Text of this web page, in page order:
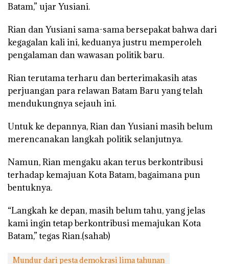
Batam,” ujar Yusiani.
Rian dan Yusiani sama-sama bersepakat bahwa dari
kegagalan kali ini, keduanya justru memperoleh
pengalaman dan wawasan politik baru.
Rian terutama terharu dan berterimakasih atas
perjuangan para relawan Batam Baru yang telah
mendukungnya sejauh ini.
Untuk ke depannya, Rian dan Yusiani masih belum
merencanakan langkah politik selanjutnya.
Namun, Rian mengaku akan terus berkontribusi
terhadap kemajuan Kota Batam, bagaimana pun
bentuknya.
“Langkah ke depan, masih belum tahu, yang jelas
kami ingin tetap berkontribusi memajukan Kota
Batam,” tegas Rian.(sahab)
Mundur dari pesta demokrasi lima tahunan